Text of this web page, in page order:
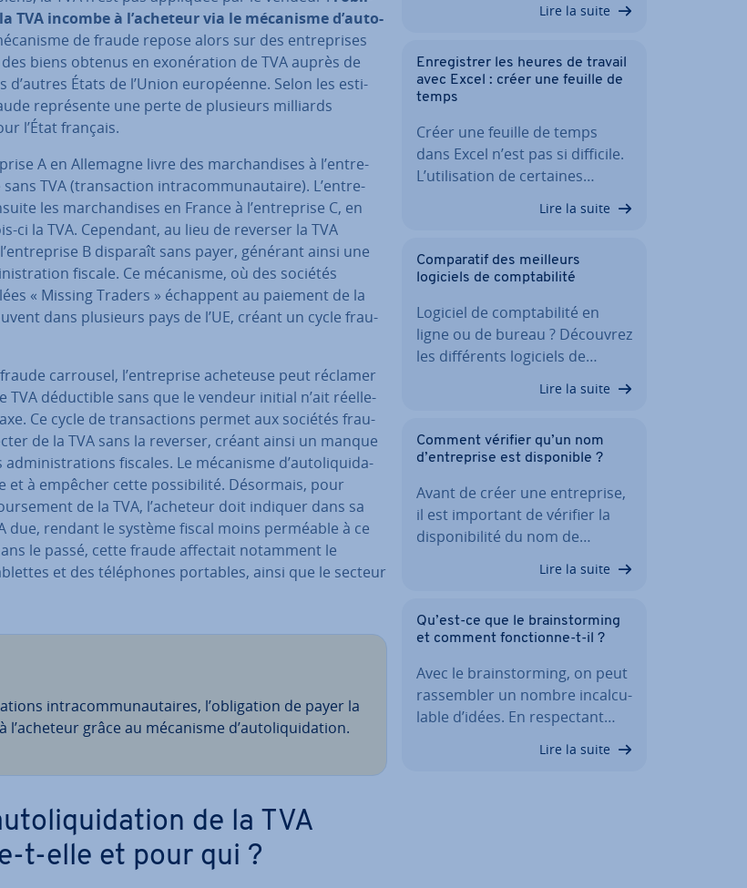
TVA incombe à l’acheteur via le mécanisme d’au­to­
de fraude repose alors sur des en­tre­prises
biens obtenus en exo­né­ra­tion de TVA auprès de
d’autres États de l’Union eu­ro­péenne. Selon les es­ti­
re­pré­sente une perte de plusieurs milliards
l’État français.
A en Allemagne livre des mar­chan­dises à l’en­tre­
sans TVA (tran­sac­tion in­tra­com­mu­nau­taire). L’en­tre­
les mar­chan­dises en France à l’en­tre­prise C, en
ci la TVA. Cependant, au lieu de reverser la TVA
B disparaît sans payer, générant ainsi une
fiscale. Ce mécanisme, où des sociétés
« Missing Traders » échappent au paiement de la
dans plusieurs pays de l’UE, créant un cycle frau­
carrousel, l’en­tre­prise acheteuse peut réclamer
TVA dé­duc­tible sans que le vendeur initial n’ait réel­le­
Ce cycle de tran­sac­tions permet aux sociétés frau­
de la TVA sans la reverser, créant ainsi un manque
ad­mi­nis­tra­tions fiscales. Le mécanisme d’au­to­li­qui­da­
et à empêcher cette pos­si­bi­lité. Désormais, pour
de la TVA, l’acheteur doit indiquer dans sa
due, rendant le système fiscal moins perméable à ce
le passé, cette fraude affectait notamment le
et des té­lé­phones portables, ainsi que le secteur
in­tra­com­mu­nau­taires, l’obli­ga­tion de payer la
l’acheteur grâce au mécanisme d’au­to­li­qui­da­tion.
de la TVA
t-elle et pour qui ?
Lire la suite
En­re­gis­trer les heures de travail
avec Excel : créer une feuille de
temps
Créer une feuille de temps
dans Excel n’est pas si difficile.
L’uti­li­sa­tion de certaines…
Lire la suite
Com­pa­ra­tif des meilleurs
logiciels de comp­ta­bi­lité
Logiciel de comp­ta­bi­lité en
ligne ou de bureau ? Découvrez
les dif­fé­rents logiciels de…
Lire la suite
Comment vérifier qu’un nom
d’en­tre­prise est dis­po­nible ?
Avant de créer une en­tre­prise,
il est important de vérifier la
dis­po­ni­bi­lité du nom de…
Lire la suite
Qu’est-ce que le brains­tor­ming
et comment fonc­tionne-t-il ?
Avec le brains­tor­ming, on peut
ras­sem­bler un nombre in­cal­cu­
lable d’idées. En res­pec­tant…
Lire la suite